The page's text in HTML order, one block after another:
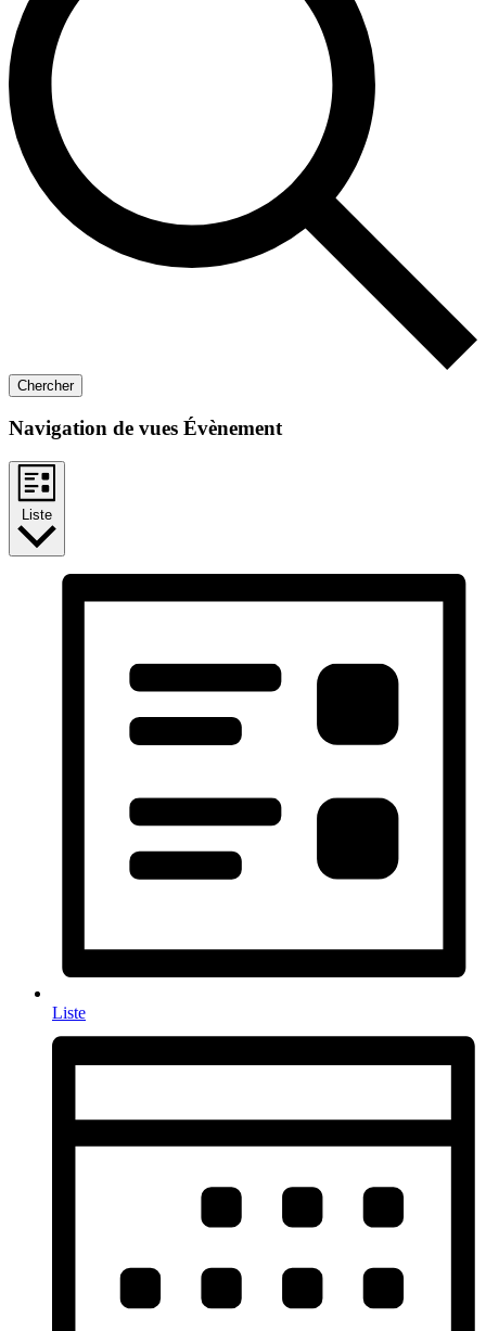
Chercher
Navigation de vues Évènement
Liste
Liste